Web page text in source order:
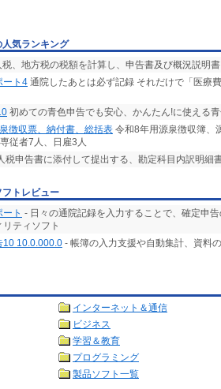
人気ランキング
税、地方税の税額を計算し、申告書及び概況説明
ート4 通院したあとは必ず記録 それだけで「医療
初めての青色申告でも安心、かんたん!に使える
徴収票、納付書、総括表 令和8年用源泉徴収簿、
従者7人、日雇3人
税申告書に添付して提出する、勘定科目内訳明細
フトレビュー
ト - 日々の通院記録を入力することで、確定申
ティソフト
10 10.0.000.0 - 帳簿の入力支援や自動集計、資料
インターネット＆通信
ビジネス
学習＆教育
プログラミング
製品ソフト一覧